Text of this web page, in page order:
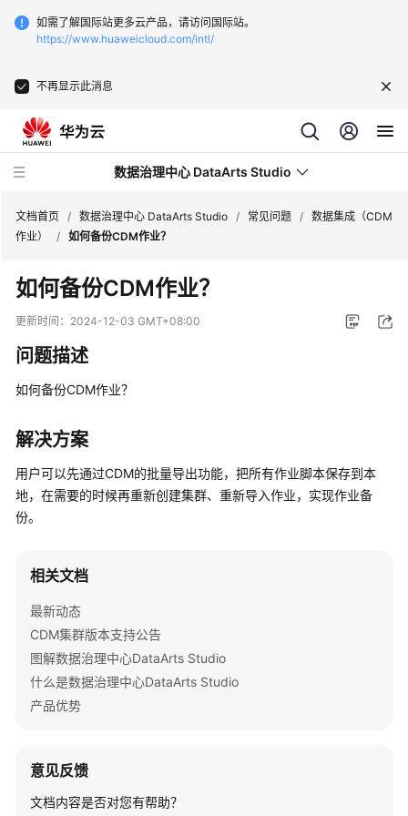
如需了解国际站更多云产品，请访问国际站。
https://www.huaweicloud.com/intl/
不再显示此消息
数据治理中心 DataArts Studio
最
新
动
务
告
产
品
数
治
理
方
法
论
速
入
门
文档首页 / 数据治理中心 DataArts Studio / 常见问题 / 数据集成（CDM
作业）
/ 如何备份CDM作业？
如何备份CDM作业？
更新时间： 2024-12-03 GMT+08:00
问题描述
如何备份CDM作业？
解决方案
用户可以先通过CDM的批量导出功能，把所有作业脚本保存到本
地，在需要的时候再重新创建集群、重新导入作业，实现作业备
份。
相关文档
最新动态
CDM集群版本支持公告
图解数据治理中心DataArts Studio
什么是数据治理中心DataArts Studio
产品优势
意见反馈
文档内容是否对您有帮助？